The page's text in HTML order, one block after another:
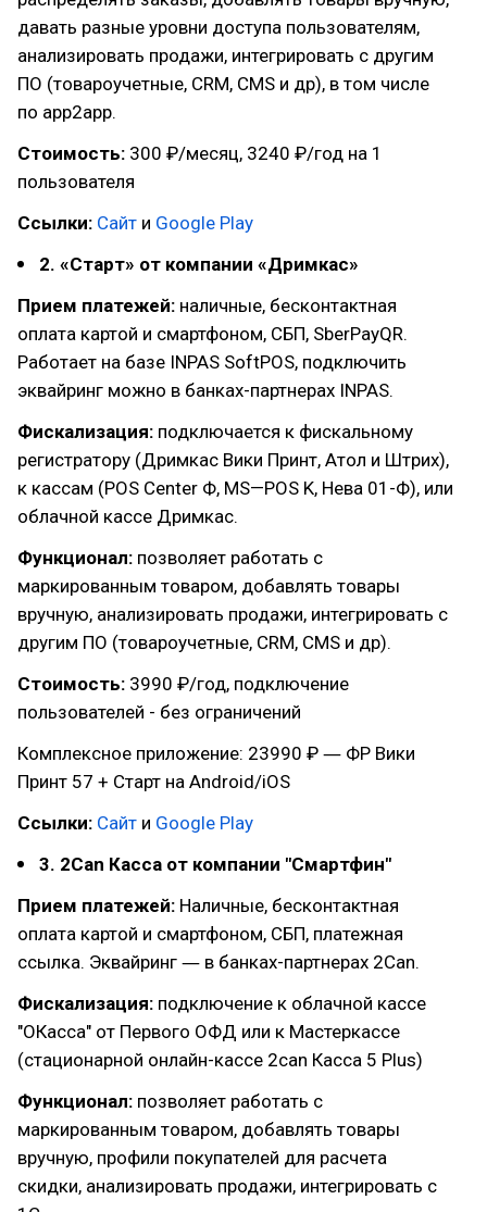
давать разные уровни доступа пользователям,
анализировать продажи, интегрировать с другим
ПО (товароучетные, CRM, СМS и др), в том числе
по app2app.
Стоимость: 300 ₽/месяц, 3240 ₽/год на 1
пользователя
Ссылки: Сайт и Google Play
2. «Старт» от компании «Дримкас»
Прием платежей: наличные, бесконтактная
оплата картой и смартфоном, СБП, SberPayQR.
Работает на базе INPAS SoftPOS, подключить
эквайринг можно в банках-партнерах INPAS.
Фискализация: подключается к фискальному
регистратору (Дримкас Вики Принт, Атол и Штрих),
к кассам (POS Center Ф, MS—POS K, Нева 01-Ф), или
облачной кассе Дримкас.
Функционал: позволяет работать с
маркированным товаром, добавлять товары
вручную, анализировать продажи, интегрировать с
другим ПО (товароучетные, CRM, СМS и др).
Стоимость: 3990 ₽/год, подключение
пользователей - без ограничений
Комплексное приложение: 23990 ₽ ― ФР Вики
Принт 57 + Старт на Android/iOS
Ссылки: Сайт и Google Play
3. 2Can Касса от компании "Смартфин"
Прием платежей: Наличные, бесконтактная
оплата картой и смартфоном, СБП, платежная
ссылка. Эквайринг ― в банках-партнерах 2Can.
Фискализация: подключение к облачной кассе
"ОКасса" от Первого ОФД или к Мастеркассе
(стационарной онлайн-кассе 2can Касса 5 Plus)
Функционал: позволяет работать с
маркированным товаром, добавлять товары
вручную, профили покупателей для расчета
скидки, анализировать продажи, интегрировать с